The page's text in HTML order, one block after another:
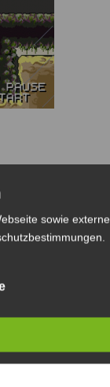
sowie externe
.